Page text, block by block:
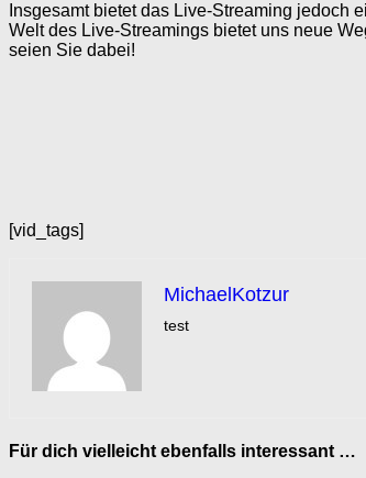
Insgesamt bietet das Live-Streaming jedoch
Welt des Live-Streamings bietet uns neue
seien Sie dabei!
[vid_tags]
MichaelKotzur
test
Für dich vielleicht ebenfalls interessant …